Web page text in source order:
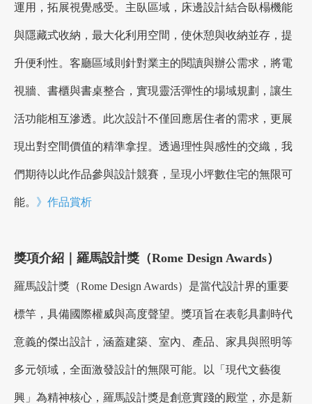
運用，拓展視覺感受。主臥區域，床邊設計結合臥榻機能
與隱藏式收納，最大化利用空間，使休憩與收納並存，提
升便利性。客廳區域則針對業主的閱讀與辦公需求，將電
視牆、書櫃與書桌整合，實現靈活彈性的場域規劃，讓生
活功能相互滲透。此次設計不僅回應居住者的需求，更展
現出對空間價值的精準拿捏。透過理性與感性的交織，我
們期待以此作品參與設計競賽，呈現小坪數住宅的無限可
能。 》作品賞析
獎項介紹｜羅馬設計獎（Rome Design Awards）
羅馬設計獎（Rome Design Awards）是當代設計界的重要
標竿，具備國際權威與高度聲望。獎項旨在表彰具劃時代
意義的傑出設計，涵蓋建築、室內、產品、家具與照明等
多元領域，全面激發設計的無限可能。以「現代文藝復
興」為精神核心，羅馬設計獎是創意實踐的殿堂，亦是新